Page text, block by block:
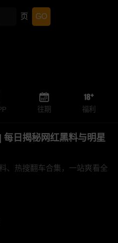
页 GO
往期 福利
每日揭秘网红黑料与明星
、热搜翻车合集，一站爽看全